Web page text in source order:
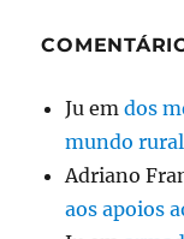
Ju emdos
mundo rural
Adriano
aos apoios